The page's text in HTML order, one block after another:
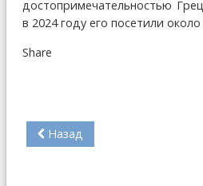
достопримечательностью
в 2024 году его посетили
Share
Назад